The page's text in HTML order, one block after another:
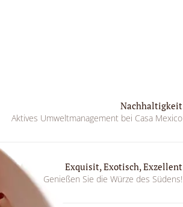
Nachhaltigkeit
Aktives Umweltmanagement bei Casa Mexico
Exquisit, Exotisch, Exzellent
Genießen Sie die Würze des Südens!